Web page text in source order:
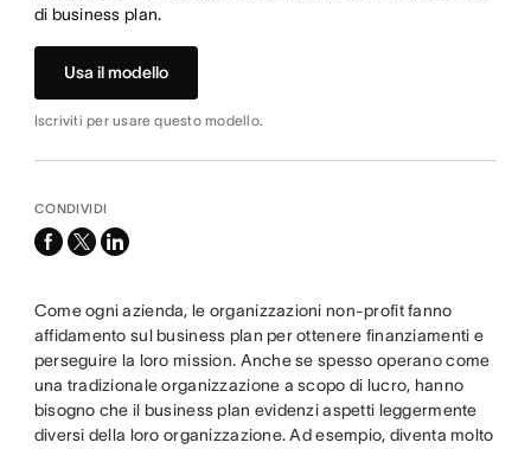
di business plan.
Usa il modello
Iscriviti per usare questo modello.
CONDIVIDI
facebook
x-
linkedin
Come ogni azienda, le organizzazioni non-profit fanno
affidamento sul business plan per ottenere finanziamenti e
perseguire la loro mission. Anche se spesso operano come
una tradizionale organizzazione a scopo di lucro, hanno
bisogno che il business plan evidenzi aspetti leggermente
diversi della loro organizzazione. Ad esempio, diventa molto